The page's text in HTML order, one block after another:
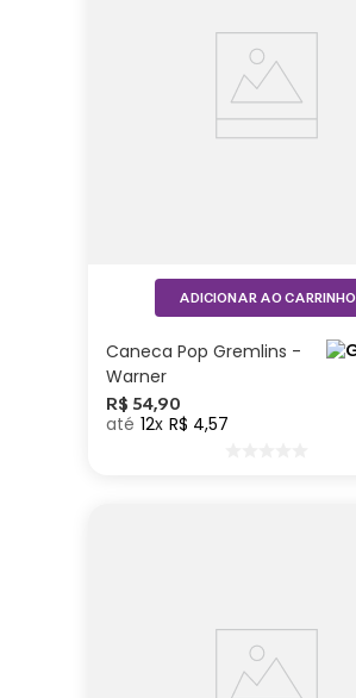
Caneca Pop Gremlins -
Warner
R$ 54,90
12 R$ 4,57
ADICIONAR AO CARRINHO